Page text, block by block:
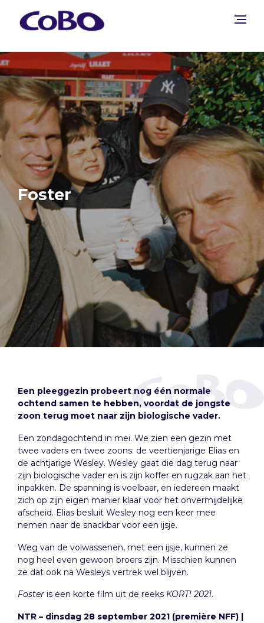
Foster
Een pleeggezin probeert nog één normale
ochtend samen te hebben, voordat de jongste
zoon terug moet naar zijn biol­o­gische vader.
Een zondagochtend in mei. We zien een gezin met
twee vaders en twee zoons: de veer­tien­jarige Elias en
de acht­jarige Wesley. Wesley gaat die dag terug naar
zijn biol­o­gische vader en is zijn koffer en rugzak aan het
inpakken. De span­ning is voel­baar, en iedereen maakt
zich op zijn eigen manier klaar voor het onver­mi­jdelijke
afscheid. Elias besluit Wesley nog een keer mee
nemen naar de snackbar voor een ijsje.
Weg van de volwassenen, met een ijsje, kunnen ze
nog heel even gewoon broers zijn. Miss­chien kunnen
ze dat ook na Wesleys vertrek wel blijven.
Foster is een korte film uit de reeks KORT! 2021.
NTR – dinsdag 28 september 2021 (première NFF) |